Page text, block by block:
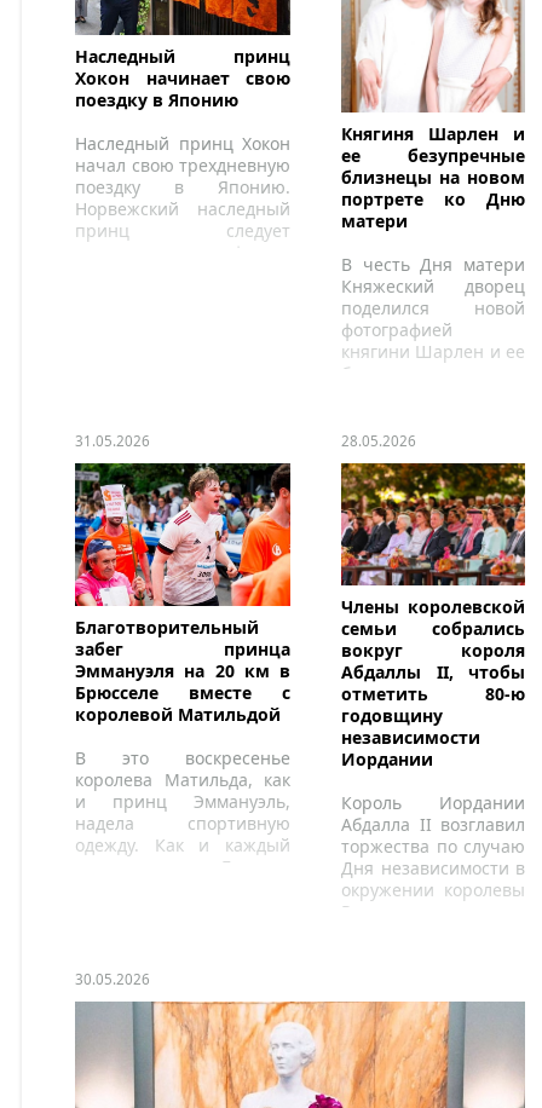
Наследный принц
Хокон начинает свою
поездку в Японию
Наследный принц Хокон
начал свою трехдневную
поездку в Японию.
Норвежский наследный
принц следует
насыщенному графику в
Княгиня Шарлен и
ее безупречные
близнецы на новом
портрете ко Дню
матери
В честь Дня матери
Княжеский дворец
поделился новой
фотографией
княгини Шарлен и ее
близнецов.
31.05.2026
Благотворительный
забег принца
Эммануэля на 20 км в
Брюсселе вместе с
королевой Матильдой
В это воскресенье
королева Матильда, как
и принц Эммануэль,
надела спортивную
одежду. Как и каждый
год, королева Бельгии
30.05.2026
28.05.2026
Члены королевской
семьи собрались
вокруг короля
Абдаллы II, чтобы
отметить 80-ю
годовщину
независимости
Иордании
Король Иордании
Абдалла II возглавил
торжества по случаю
Дня независимости в
окружении королевы
Рании, наследного
принца Хашема и
принцессы Муны.